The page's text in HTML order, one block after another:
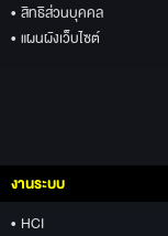
• สิทธิส่วนบุคคล
• แผนผังเว็บไซต์
งานระบบ
• HCI